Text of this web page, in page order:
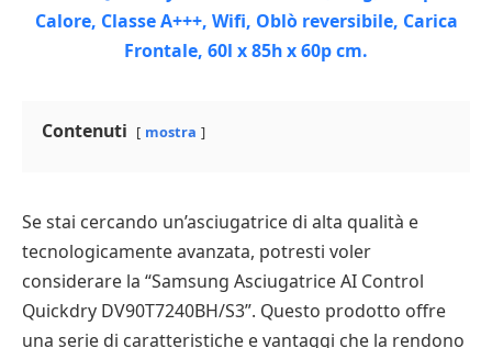
Contenuti mostra
Se stai cercando un’asciugatrice di alta qualità e
tecnologicamente avanzata, potresti voler
considerare la “Samsung Asciugatrice AI Control
Quickdry DV90T7240BH/S3”. Questo prodotto offre
una serie di caratteristiche e vantaggi che la rendono